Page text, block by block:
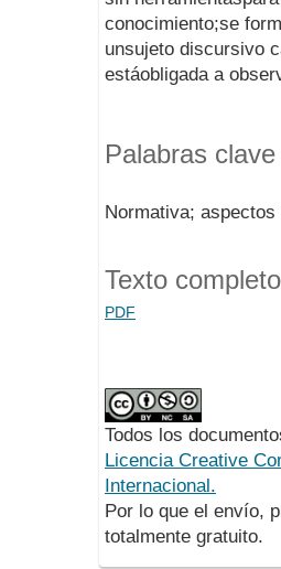
conocimiento;se
unsujeto discursivo
estáobligada a
Palabras clave
Normativa;
Texto
PDF
Todos los
Licencia Creative
Internacional.
Por lo que el envío,
totalmente gratuito.